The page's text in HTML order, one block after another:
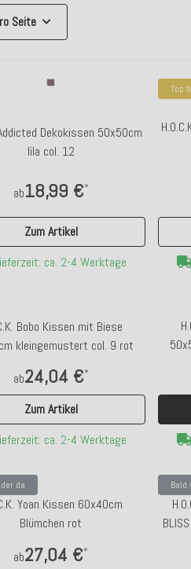
Seite
Dekokissen 50x50cm
lila col. 12
ab18,99 €*
Zum Artikel
ca. 2-4 Werktage
Top
Bobo Kissen mit Biese
kleingemustert col. 9 rot
ab24,04 €*
Zum Artikel
ca. 2-4 Werktage
da
Yoan Kissen 60x40cm
Blümchen rot
ab27,04 €*
Bald